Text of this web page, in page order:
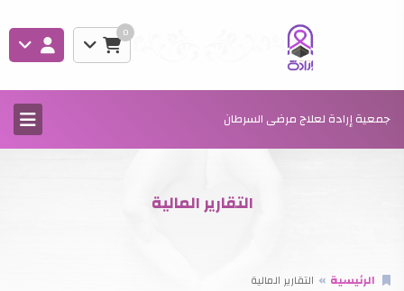
0
جمعية إرادة لعلاج مرضى السرطان
التقارير المالية
الرئيسية التقارير المالية